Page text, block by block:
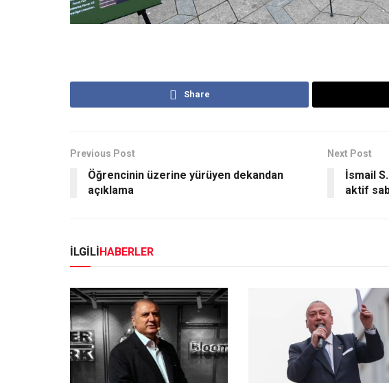
Share
Previous Post
Öğrencinin üzerine yürüyen dekandan
açıklama
Next Post
İsmail
aktif
İLGİLİHABERLER